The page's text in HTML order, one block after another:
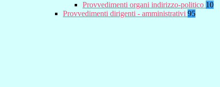
Provvedimenti organi indirizzo-politico 10
Provvedimenti dirigenti - amministrativi 95